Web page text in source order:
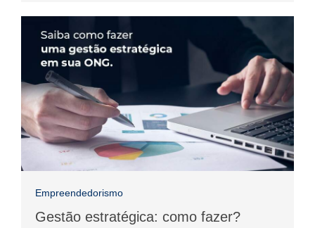
Empreendedorismo
Gestão estratégica: como fazer?